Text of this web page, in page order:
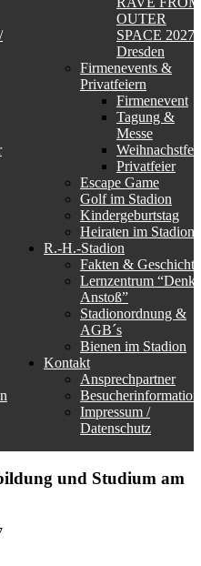
OUTER
SPACE 2027
Dresden
Firmenevents &
Privatfeiern
Firmenevent
Tagung &
Messe
Privatfeier
Escape Game
Golf im Stadion
Kindergeburtstag
Heiraten im Stadion
R.-H.-Stadion
Fakten & Geschichte
Lernzentrum “Denk-
Anstoß”
Stadionordnung &
AGB´s
Bienen im Stadion
Kontakt
Ansprechpartner
Impressum /
Datenschutz
und Studium am